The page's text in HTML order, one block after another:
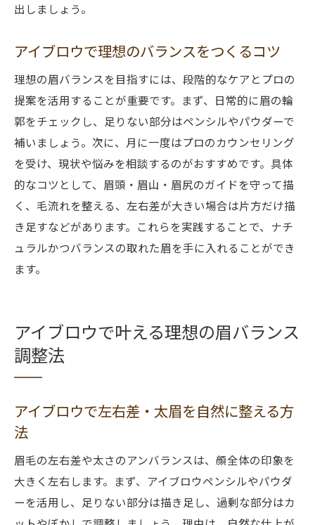
出しましょう。
アイブロウで理想のバランスをつくるコツ
理想の眉バランスを目指すには、段階的なケアとプロの
提案を活用することが重要です。まず、日常的に眉の輪
郭をチェックし、足りない部分はペンシルやパウダーで
補いましょう。次に、月に一度はプロのカウンセリング
を受け、現状や悩みを相談するのがおすすめです。具体
的なコツとして、眉頭・眉山・眉尻のガイドを守って描
く、毛流れを整える、左右差が大きい場合は片方だけ描
き足すなどがあります。これらを実践することで、ナチ
ュラルかつバランスの取れた眉を手に入れることができ
ます。
アイブロウで叶える理想の眉バランス
調整法
アイブロウで左右差・太眉を自然に整える方
法
眉毛の左右差や太さのアンバランスは、顔全体の印象を
大きく左右します。まず、アイブロウペンシルやパウダ
ーを活用し、足りない部分は描き足し、過剰な部分はカ